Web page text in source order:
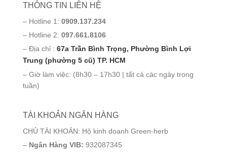
THÔNG TIN LIÊN HỆ
– Hotline 1: 0909.137.234
– Hotline 2: 097.661.8106
– Địa chỉ : 67a Trần Bình Trọng, Phường Bình Lợi
Trung (phường 5 cũ) TP. HCM
– Giờ làm việc: (8h30 – 17h30 | tất cả các ngày trong
tuần)
TÀI KHOẢN NGÂN HÀNG
CHỦ TÀI KHOẢN: Hộ kinh doanh Green-herb
– Ngân Hàng VIB: 932087345